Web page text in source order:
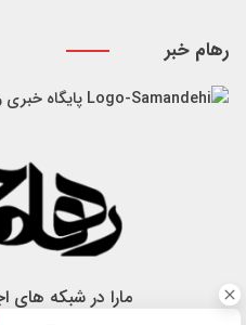
رهام خبر
پایگاه خبری
مارا در شبکه های